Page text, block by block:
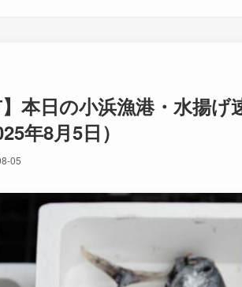
】本日の小浜漁港・水揚
年8月5日）
05